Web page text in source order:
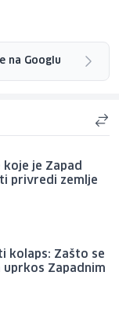
na Googlu
koje je Zapad
privredi zemlje
kolaps: Zašto se
Zapadnim